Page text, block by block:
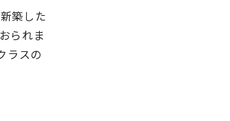
築した
られま
ラスの